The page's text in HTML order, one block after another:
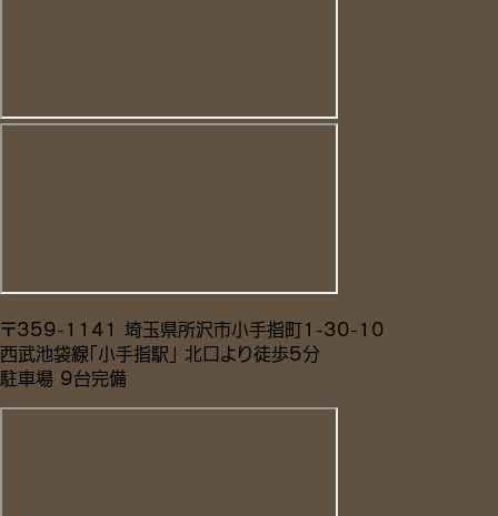
〒359-1141 埼玉県所沢市小手指町1-30-10
西武池袋線「小手指駅」 北口より徒歩5分
駐車場 9台完備